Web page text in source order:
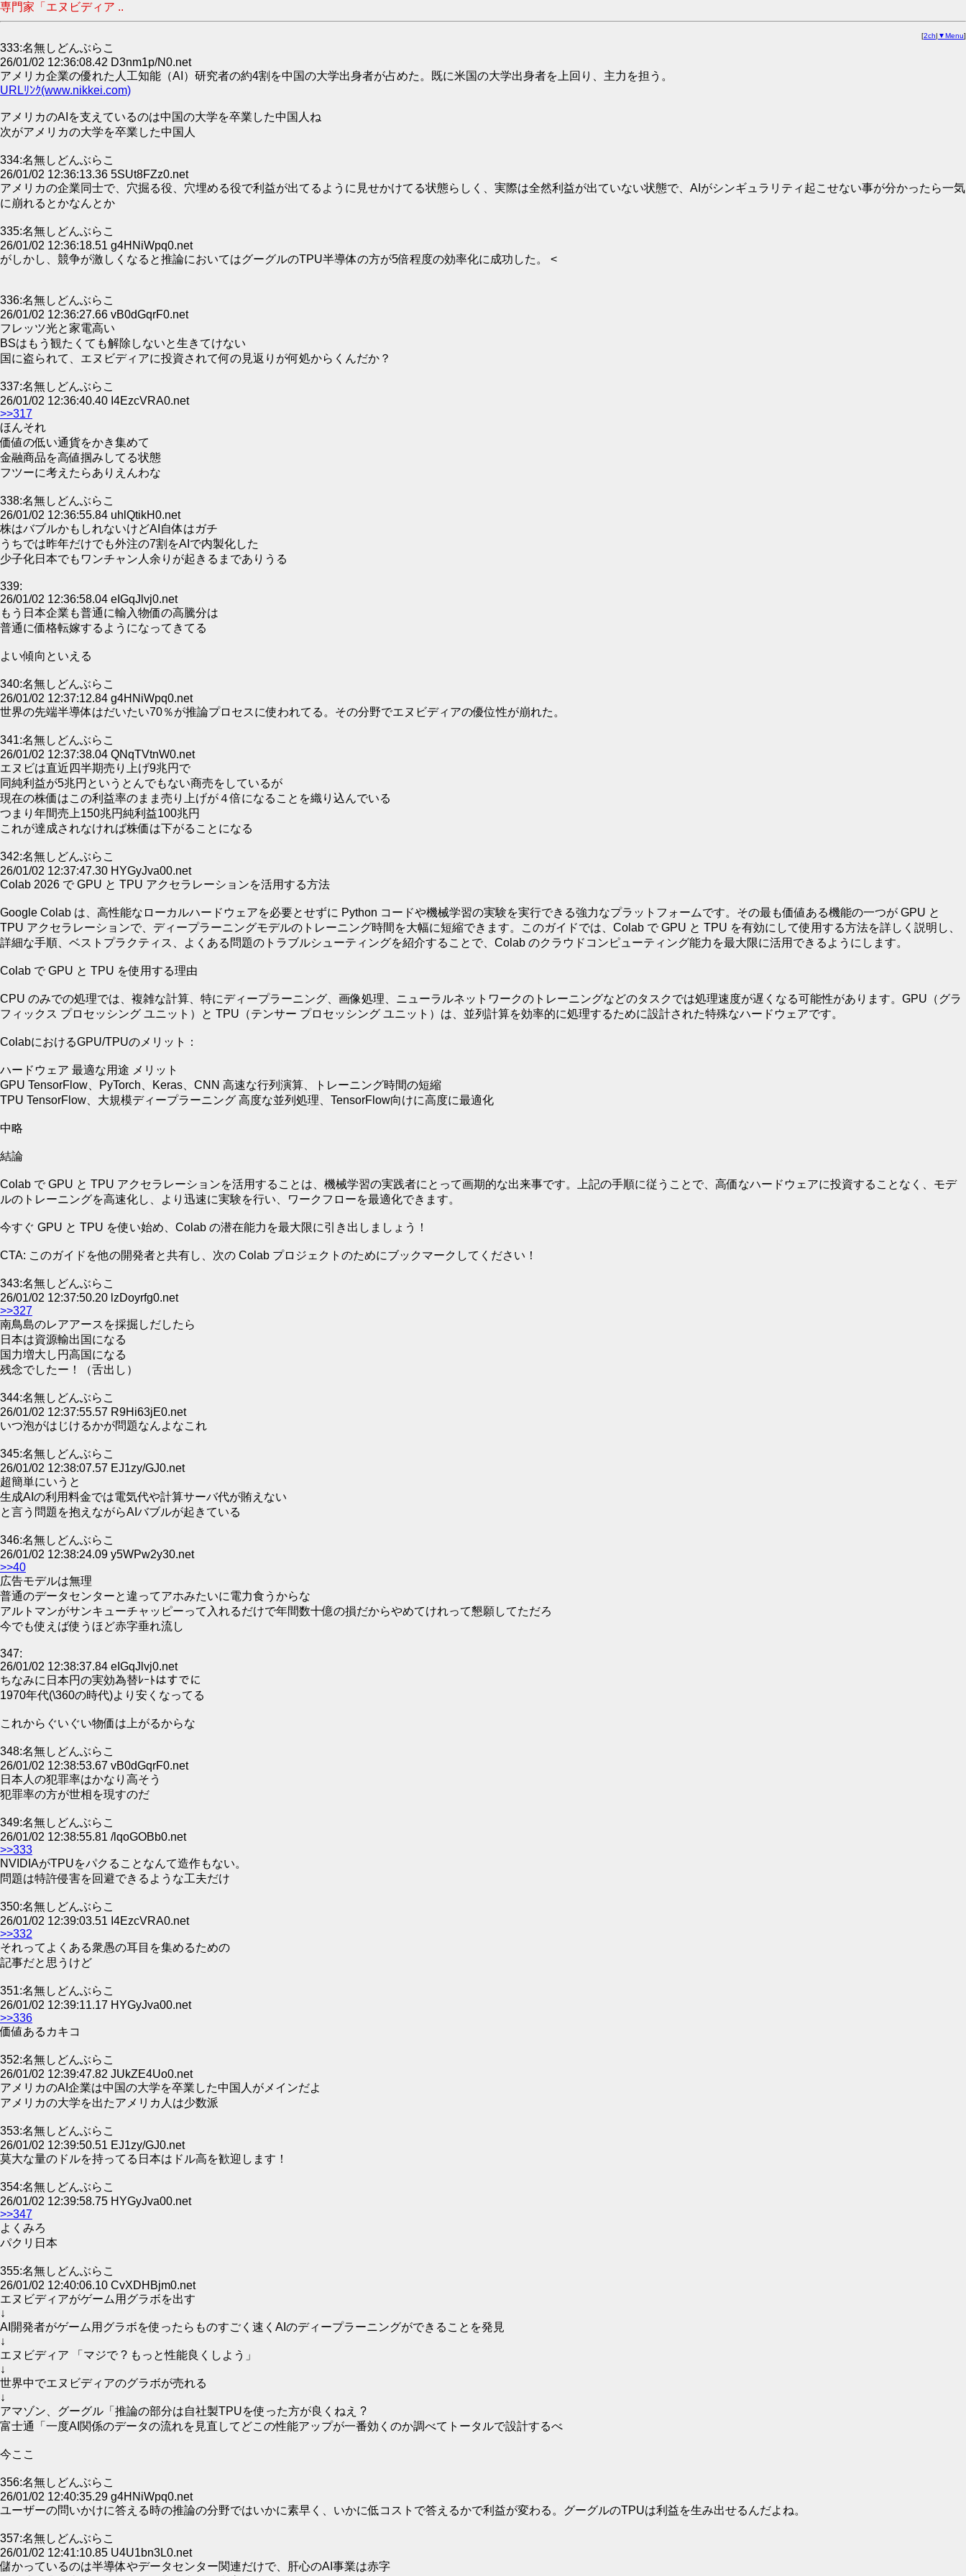
専門家「エヌビディア ..
[2ch| ▼Menu]
333:名無しどんぶらこ
26/01/02 12:36:08.42 D3nm1p/N0.net
アメリカ企業の優れた人工知能（AI）研究者の約4割を中国の大学出身者が占めた。既に米国の大学出身者を上回り、主力を担う。
URLﾘﾝｸ(www.nikkei.com)
アメリカのAIを支えているのは中国の大学を卒業した中国人ね
次がアメリカの大学を卒業した中国人
334:名無しどんぶらこ
26/01/02 12:36:13.36 5SUt8FZz0.net
アメリカの企業同士で、穴掘る役、穴埋める役で利益が出てるように見せかけてる状態らしく、実際は全然利益が出ていない状態で、AIがシンギュラリティ起こせない事が分かったら一気
に崩れるとかなんとか
335:名無しどんぶらこ
26/01/02 12:36:18.51 g4HNiWpq0.net
がしかし、競争が激しくなると推論においてはグーグルのTPU半導体の方が5倍程度の効率化に成功した。 <
336:名無しどんぶらこ
26/01/02 12:36:27.66 vB0dGqrF0.net
フレッツ光と家電高い
BSはもう観たくても解除しないと生きてけない
国に盗られて、エヌビディアに投資されて何の見返りが何処からくんだか？
337:名無しどんぶらこ
26/01/02 12:36:40.40 I4EzcVRA0.net
>>317
ほんそれ
価値の低い通貨をかき集めて
金融商品を高値掴みしてる状態
フツーに考えたらありえんわな
338:名無しどんぶらこ
26/01/02 12:36:55.84 uhlQtikH0.net
株はバブルかもしれないけどAI自体はガチ
うちでは昨年だけでも外注の7割をAIで内製化した
少子化日本でもワンチャン人余りが起きるまでありうる
339:
26/01/02 12:36:58.04 eIGqJlvj0.net
もう日本企業も普通に輸入物価の高騰分は
普通に価格転嫁するようになってきてる
よい傾向といえる
340:名無しどんぶらこ
26/01/02 12:37:12.84 g4HNiWpq0.net
世界の先端半導体はだいたい70％が推論プロセスに使われてる。その分野でエヌビディアの優位性が崩れた。
341:名無しどんぶらこ
26/01/02 12:37:38.04 QNqTVtnW0.net
エヌビは直近四半期売り上げ9兆円で
同純利益が5兆円というとんでもない商売をしているが
現在の株価はこの利益率のまま売り上げが４倍になることを織り込んでいる
つまり年間売上150兆円純利益100兆円
これが達成されなければ株価は下がることになる
342:名無しどんぶらこ
26/01/02 12:37:47.30 HYGyJva00.net
Colab 2026 で GPU と TPU アクセラレーションを活用する方法
Google Colab は、高性能なローカルハードウェアを必要とせずに Python コードや機械学習の実験を実行できる強力なプラットフォームです。その最も価値ある機能の一つが GPU と
TPU アクセラレーションで、ディープラーニングモデルのトレーニング時間を大幅に短縮できます。このガイドでは、Colab で GPU と TPU を有効にして使用する方法を詳しく説明し、
詳細な手順、ベストプラクティス、よくある問題のトラブルシューティングを紹介することで、Colab のクラウドコンピューティング能力を最大限に活用できるようにします。
Colab で GPU と TPU を使用する理由
CPU のみでの処理では、複雑な計算、特にディープラーニング、画像処理、ニューラルネットワークのトレーニングなどのタスクでは処理速度が遅くなる可能性があります。GPU（グラ
フィックス プロセッシング ユニット）と TPU（テンサー プロセッシング ユニット）は、並列計算を効率的に処理するために設計された特殊なハードウェアです。
ColabにおけるGPU/TPUのメリット：
ハードウェア 最適な用途 メリット
GPU TensorFlow、PyTorch、Keras、CNN 高速な行列演算、トレーニング時間の短縮
TPU TensorFlow、大規模ディープラーニング 高度な並列処理、TensorFlow向けに高度に最適化
中略
結論
Colab で GPU と TPU アクセラレーションを活用することは、機械学習の実践者にとって画期的な出来事です。上記の手順に従うことで、高価なハードウェアに投資することなく、モデ
ルのトレーニングを高速化し、より迅速に実験を行い、ワークフローを最適化できます。
今すぐ GPU と TPU を使い始め、Colab の潜在能力を最大限に引き出しましょう！
CTA: このガイドを他の開発者と共有し、次の Colab プロジェクトのためにブックマークしてください！
343:名無しどんぶらこ
26/01/02 12:37:50.20 lzDoyrfg0.net
>>327
南鳥島のレアアースを採掘しだしたら
日本は資源輸出国になる
国力増大し円高国になる
残念でしたー！（舌出し）
344:名無しどんぶらこ
26/01/02 12:37:55.57 R9Hi63jE0.net
いつ泡がはじけるかが問題なんよなこれ
345:名無しどんぶらこ
26/01/02 12:38:07.57 EJ1zy/GJ0.net
超簡単にいうと
生成AIの利用料金では電気代や計算サーバ代が賄えない
と言う問題を抱えながらAIバブルが起きている
346:名無しどんぶらこ
26/01/02 12:38:24.09 y5WPw2y30.net
>>40
広告モデルは無理
普通のデータセンターと違ってアホみたいに電力食うからな
アルトマンがサンキューチャッピーって入れるだけで年間数十億の損だからやめてけれって懇願してただろ
今でも使えば使うほど赤字垂れ流し
347:
26/01/02 12:38:37.84 eIGqJlvj0.net
ちなみに日本円の実効為替ﾚｰﾄはすでに
1970年代(\360の時代)より安くなってる
これからぐいぐい物価は上がるからな
348:名無しどんぶらこ
26/01/02 12:38:53.67 vB0dGqrF0.net
日本人の犯罪率はかなり高そう
犯罪率の方が世相を現すのだ
349:名無しどんぶらこ
26/01/02 12:38:55.81 /lqoGOBb0.net
>>333
NVIDIAがTPUをパクることなんて造作もない。
問題は特許侵害を回避できるような工夫だけ
350:名無しどんぶらこ
26/01/02 12:39:03.51 I4EzcVRA0.net
>>332
それってよくある衆愚の耳目を集めるための
記事だと思うけど
351:名無しどんぶらこ
26/01/02 12:39:11.17 HYGyJva00.net
>>336
価値あるカキコ
352:名無しどんぶらこ
26/01/02 12:39:47.82 JUkZE4Uo0.net
アメリカのAI企業は中国の大学を卒業した中国人がメインだよ
アメリカの大学を出たアメリカ人は少数派
353:名無しどんぶらこ
26/01/02 12:39:50.51 EJ1zy/GJ0.net
莫大な量のドルを持ってる日本はドル高を歓迎します！
354:名無しどんぶらこ
26/01/02 12:39:58.75 HYGyJva00.net
>>347
よくみろ
パクリ日本
355:名無しどんぶらこ
26/01/02 12:40:06.10 CvXDHBjm0.net
エヌビディアがゲーム用グラボを出す
↓
AI開発者がゲーム用グラボを使ったらものすごく速くAIのディープラーニングができることを発見
↓
エヌビディア 「マジで ? もっと性能良くしよう」
↓
世界中でエヌビディアのグラボが売れる
↓
アマゾン、グーグル「推論の部分は自社製TPUを使った方が良くねえ ?
富士通「一度AI関係のデータの流れを見直してどこの性能アップが一番効くのか調べてトータルで設計するべ
今ここ
356:名無しどんぶらこ
26/01/02 12:40:35.29 g4HNiWpq0.net
ユーザーの問いかけに答える時の推論の分野ではいかに素早く、いかに低コストで答えるかで利益が変わる。グーグルのTPUは利益を生み出せるんだよね。
357:名無しどんぶらこ
26/01/02 12:41:10.85 U4U1bn3L0.net
儲かっているのは半導体やデータセンター関連だけで、肝心のAI事業は赤字